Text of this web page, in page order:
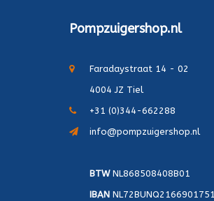
Pompzuigershop.nl
Faradaystraat 14 - 02
4004 JZ Tiel
+31 (0)344-662288
info@pompzuigershop.nl
BTWNL868508408B01
IBANNL72BUNQ2166901751